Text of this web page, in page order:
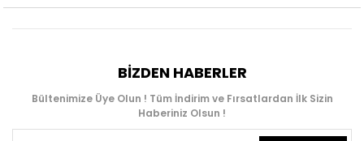
BIZDEN HABERLER
Bültenimize Üye Olun ! Tüm İndirim ve Fırsatlardan İlk Sizin
Haberiniz Olsun !